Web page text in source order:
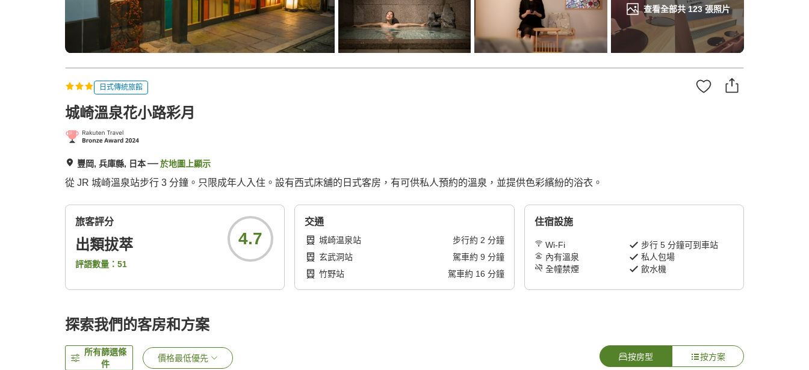
查看全部共123張照片
日式傳統旅館
城崎溫泉花小路彩月
豐岡, 兵庫縣, 日本 於地圖上顯示
從 JR 城崎溫泉站步行 3 分鐘。只限成年人入住。設有西式床舖的日式客房，有可供私人預約的溫泉，並提供色彩繽紛的浴衣。
旅客評分
出類拔萃
評語數量： 51
4.7
交通
城崎温泉站 步行約 2 分鐘
玄武洞站
駕車約 9 分鐘
竹野站
駕車約 16 分鐘
住宿設施
Wi-Fi
步行 5 分鐘可到車站
內有溫泉
私人包場
全幢禁煙
飲水機
探索我們的客房和方案
所有篩選條
件
價格最低優先 按房型 按方案